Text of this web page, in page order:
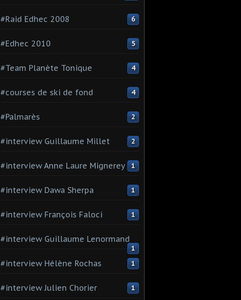
#Raid Edhec 2008 6
#Edhec 2010 5
#Team Planète Tonique 4
#courses de ski de fond 4
#Palmarès 2
#interview Guillaume Millet 2
#interview Anne Laure Mignerey 1
#interview Dawa Sherpa 1
#interview François Faloci 1
#interview Guillaume Lenormand
1
#interview Hélène Rochas 1
#interview Julien Chorier 1